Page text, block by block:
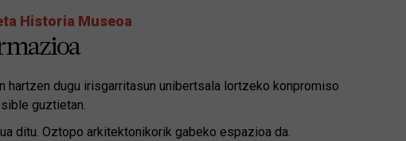
Historia Museoa
hartzen dugu irisgarritasun unibertsala lortzeko konpromiso
guztietan.
ditu. Oztopo arkitektonikorik gabeko espazioa da.